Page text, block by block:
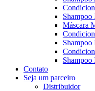
Shampoo
Máscara
Shampoo
Shampoo
Contato
Seja um parceiro
Distribuidor